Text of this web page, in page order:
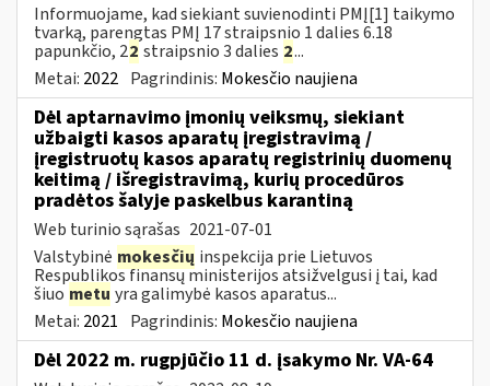
Informuojame, kad siekiant suvienodinti PMĮ[1] taikymo
tvarką, parengtas PMĮ 17 straipsnio 1 dalies 6.18
papunkčio, 22 straipsnio 3 dalies 2...
Metai: 2022 Pagrindinis: Mokesčio naujiena
Dėl aptarnavimo įmonių veiksmų, siekiant
užbaigti kasos aparatų įregistravimą /
įregistruotų kasos aparatų registrinių duomenų
keitimą / išregistravimą, kurių procedūros
pradėtos šalyje paskelbus karantiną
Web turinio sąrašas 2021-07-01
Valstybinė mokesčių inspekcija prie Lietuvos
Respublikos finansų ministerijos atsižvelgusi į tai, kad
šiuo metu yra galimybė kasos aparatus...
Metai: 2021 Pagrindinis: Mokesčio naujiena
Dėl 2022 m. rugpjūčio 11 d. įsakymo Nr. VA-64